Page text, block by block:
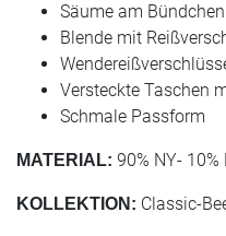
Säume am Bündchen
Blende mit
Versteckte Taschen
Schmale Passform
MATERIAL: 90% NY-
KOLLEKTION: Classic-